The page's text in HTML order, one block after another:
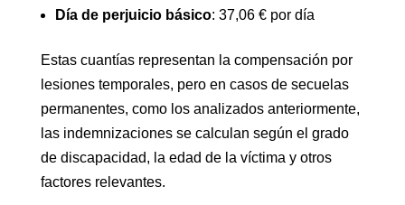
Día de perjuicio básico: 37,06 € por día
Estas cuantías representan la compensación por
lesiones temporales, pero en casos de secuelas
permanentes, como los analizados anteriormente,
las indemnizaciones se calculan según el grado
de discapacidad, la edad de la víctima y otros
factores relevantes.